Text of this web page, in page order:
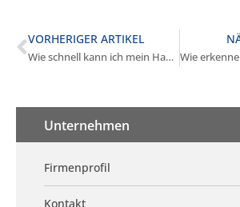
VORHERIGER ARTIKEL
Wie schnell kann ich mein Haus in Gilching verkaufen?
Unternehmen
Firmenprofil
Kontakt